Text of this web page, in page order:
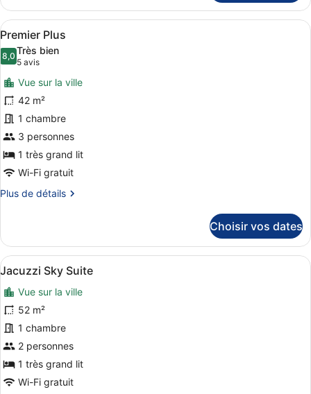
le
type
de
chambre
Deluxe
Suite
Twin
Afficher
toutes
les
photos
pour
ce
type
de
chambre :
Premier
Plus
Premier Plus | Literie de qualité
6
Premier Plus
8,08,0 sur 10
Très bien
5 avis
(5 avis)
Vue sur la ville
42 m²
1 chambre
3 personnes
1 très grand lit
Wi-Fi gratuit
Plus de détails
Plus
le
type
de
Premier
Plus
Choisir vos dates
Afficher
toutes
les
photos
pour
ce
type
de
chambre :
Un immeuble de grande hauteur
7
Jacuzzi Sky Suite
Vue sur la ville
52 m²
1 chambre
2 personnes
1 très grand lit
Wi-Fi gratuit